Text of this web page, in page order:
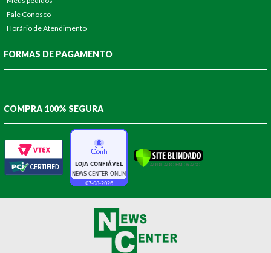
Fale Conosco
Horário de Atendimento
FORMAS DE PAGAMENTO
COMPRA 100% SEGURA